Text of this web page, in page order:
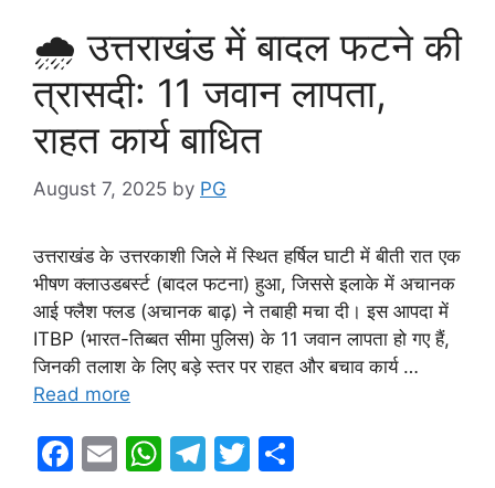
🌧️ उत्तराखंड में बादल फटने की
त्रासदी: 11 जवान लापता,
राहत कार्य बाधित
August 7, 2025 by PG
उत्तराखंड के उत्तरकाशी जिले में स्थित हर्षिल घाटी में बीती रात एक
भीषण क्लाउडबर्स्ट (बादल फटना) हुआ, जिससे इलाके में अचानक
आई फ्लैश फ्लड (अचानक बाढ़) ने तबाही मचा दी। इस आपदा में
ITBP (भारत-तिब्बत सीमा पुलिस) के 11 जवान लापता हो गए हैं,
जिनकी तलाश के लिए बड़े स्तर पर राहत और बचाव कार्य …
Read more
F
E
W T
T